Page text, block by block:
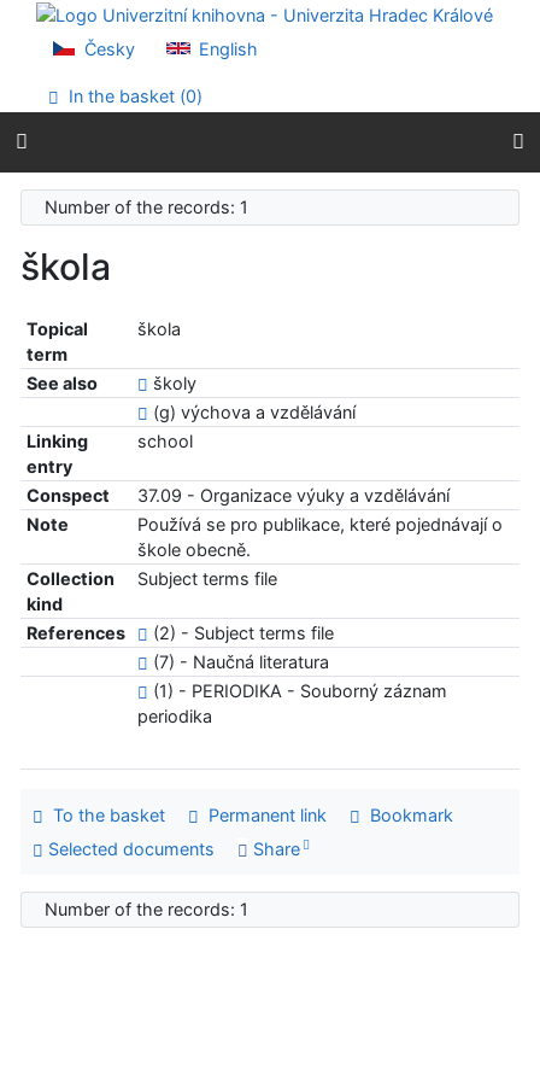
Go to content
Go to menu
Accessibility declaration
Česky English
In the basket (0)
Number of the records: 1
škola
Topical
term
škola
See also
školy
(g) výchova a vzdělávání
Linking
entry
school
Conspect
37.09 - Organizace výuky a vzdělávání
Note
Používá se pro publikace, které pojednávají o
škole obecně.
Collection
kind
Subject terms file
References
(2) - Subject terms file
(7) - Naučná literatura
(1) - PERIODIKA - Souborný záznam
periodika
To the basket Permanent link
Bookmark
Selected documents
Share
Number of the records: 1